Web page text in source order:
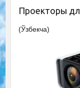
Проекторы
(Ўзбекча)